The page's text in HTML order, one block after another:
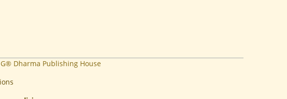
Dharma Publishing House